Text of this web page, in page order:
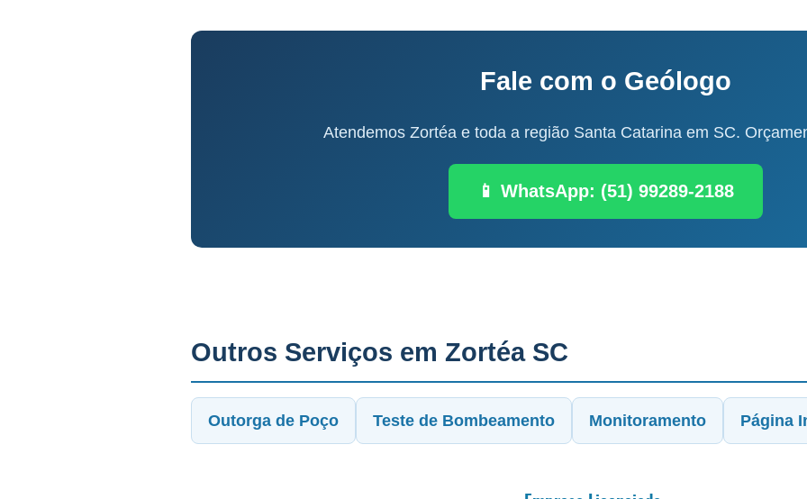
Fale com o Geólogo
Atendemos Zortéa e toda a região Santa Catarina em SC.
📱 WhatsApp: (51) 99289-2188
Outros Serviços em Zortéa SC
Outorga de Poço Teste de Bombeamento Monitoramento Página